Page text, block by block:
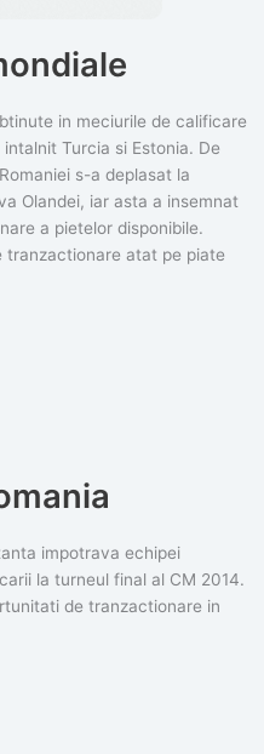
in meciurile de calificare
Turcia si Estonia. De
s-a deplasat la
Olandei, iar asta a insemnat
a pietelor disponibile.
tranzactionare atat pe piate
impotrava echipei
la turneul final al CM 2014.
de tranzactionare in